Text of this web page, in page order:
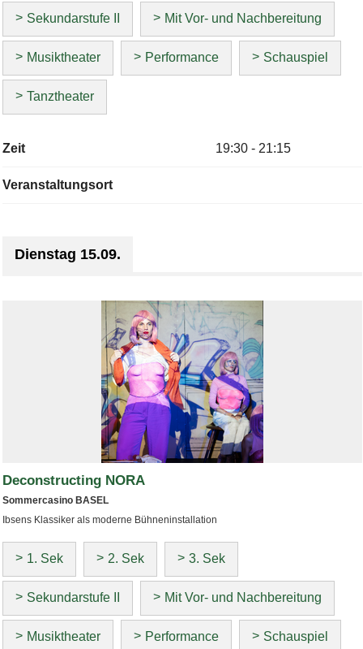
Sekundarstufe II Mit Vor- und Nachbereitung
Musiktheater Performance Schauspiel
Tanztheater
Zeit 19:30 - 21:15
Veranstaltungsort
Dienstag 15.09.
Deconstructing NORA
Sommercasino BASEL
Ibsens Klassiker als moderne Bühneninstallation
1. Sek 2. Sek 3. Sek
Sekundarstufe II Mit Vor- und Nachbereitung
Musiktheater Performance Schauspiel